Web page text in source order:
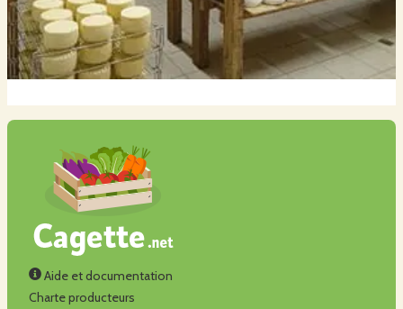
Aide et documentation
Charte producteurs